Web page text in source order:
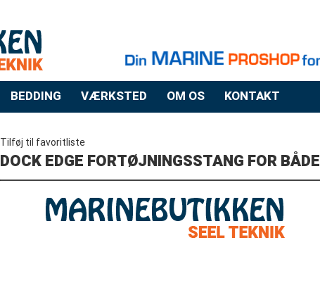
BEDDING VÆRKSTED OM OS KONTAKT
Tilføj til favoritliste
DOCK EDGE FORTØJNINGSSTANG FOR BÅDE